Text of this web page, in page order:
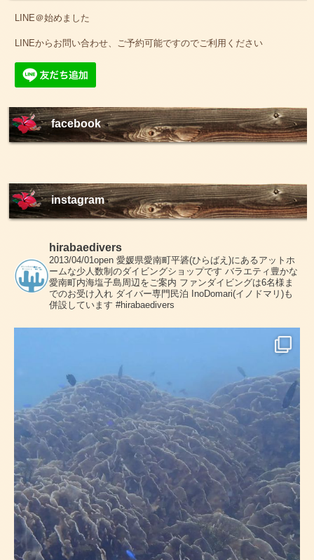
LINE＠始めました
LINEからお問い合わせ、ご予約可能ですのでご利用ください
facebook
instagram
hirabaedivers
2013/04/01open 愛媛県愛南町平碆(ひらばえ)にあるアットホ
ームな少人数制のダイビングショップです バラエティ豊かな
愛南町内海塩子島周辺をご案内 ファンダイビングは6名様ま
でのお受け入れ ダイバー専門民泊 InoDomari(イノドマリ)も
併設しています #hirabaedivers